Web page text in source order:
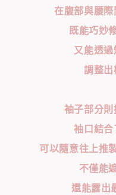
在腹部與腰
既能巧妙
又能透
調整出
袖子部分
袖口結合
可以隨意往上推
不僅能
還能露出